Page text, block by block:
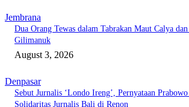
Jembrana
Dua Orang Tewas dalam Tabrakan Maut Calya
Gilimanuk
August 3, 2026
Denpasar
Sebut Jurnalis ‘Londo Ireng’, Pernyataan
Solidaritas Jurnalis Bali di Renon